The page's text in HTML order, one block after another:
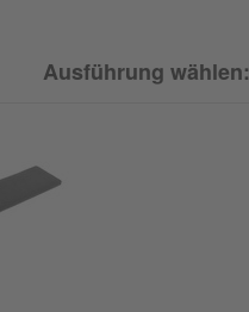
Ausführung wählen: